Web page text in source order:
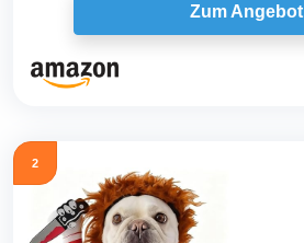
Zum Angebot
2